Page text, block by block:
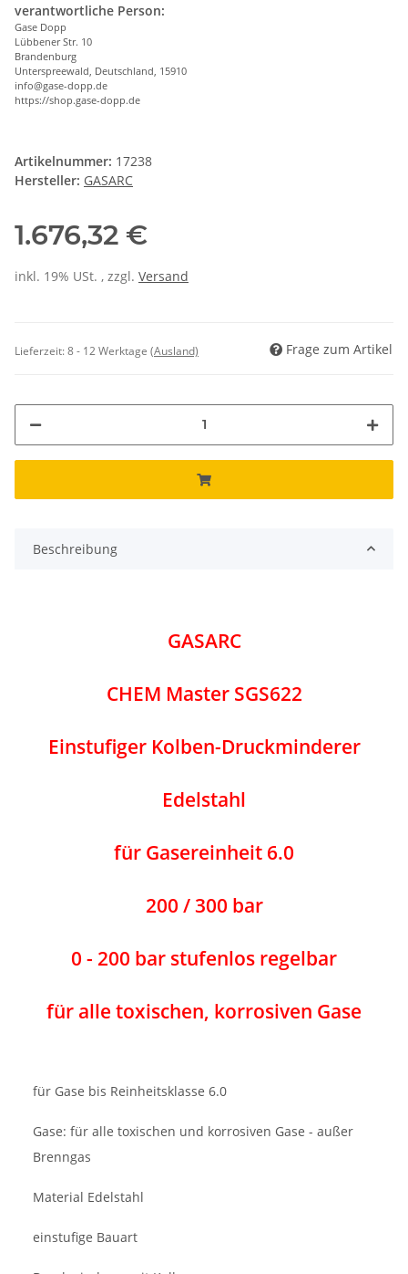
verantwortliche Person:
Gase Dopp
Lübbener Str. 10
Brandenburg
Unterspreewald, Deutschland, 15910
info@gase-dopp.de
https://shop.gase-dopp.de
Artikelnummer: 17238
Hersteller: GASARC
1.676,32 €
inkl. 19% USt. , zzgl. Versand
Lieferzeit:8 - 12 Werktage (Ausland) Frage zum Artikel
Beschreibung
GASARC
CHEM Master SGS622
Einstufiger Kolben-Druckminderer
Edelstahl
für Gasereinheit 6.0
200 / 300 bar
0 - 200 bar stufenlos regelbar
für alle toxischen, korrosiven Gase
für Gase bis Reinheitsklasse 6.0
Gase: für alle toxischen und korrosiven Gase - außer
Brenngas
Material Edelstahl
einstufige Bauart